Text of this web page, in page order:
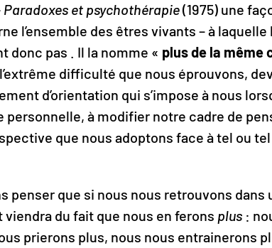
Paradoxes et psychothérapie(1975) une
l’ensemble des êtres vivants – à laquelle
donc pas . Il la nomme « plus de la même
difficulté que nous éprouvons,
d’orientation qui s’impose à nous
personnelle, à modifier notre cadre de
que nous adoptons face à tel ou tel
penser que si nous nous retrouvons dans
du fait que nous en ferons plus :
prierons plus, nous nous entrainerons